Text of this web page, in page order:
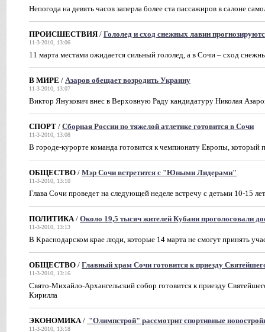
Непогода на девять часов заперла более ста пассажиров в салоне
ПРОИСШЕСТВИЯ / Гололед и сход снежных лавин
11-3-2010, 13:06
11 марта местами ожидается сильный гололед, а в Сочи – сход
В МИРЕ / Азаров обещает возродить Украину
11-3-2010, 13:07
Виктор Янукович внес в Верховную Раду кандидатуру Николая
СПОРТ / Сборная России по тяжелой атлетике готовится в Сочи
11-3-2010, 13:08
В городе-курорте команда готовится к чемпионату Европы, который
ОБЩЕСТВО / Мэр Сочи встретится с "Юными Лидерами"
11-3-2010, 13:10
Глава Сочи проведет на следующей неделе встречу с детьми 10-15 лет
ПОЛИТИКА/ Около 19,5 тысяч жителей Кубани проголосовали
11-3-2010, 13:13
В Краснодарском крае люди, которые 14 марта не смогут принять
ОБЩЕСТВО / Главный храм Сочи готовится к приезду
11-3-2010, 13:16
Свято-Михайло-Архангельский собор готовится к приезду
Кирилла
ЭКОНОМИКА/ "Олимпстрой" рассмотрит спортивные
11-3-2010, 13:18